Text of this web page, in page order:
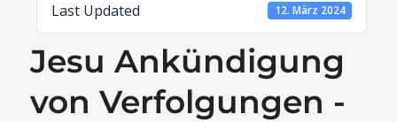
Last Updated 12. März 2024
Jesu Ankündigung
von Verfolgungen -